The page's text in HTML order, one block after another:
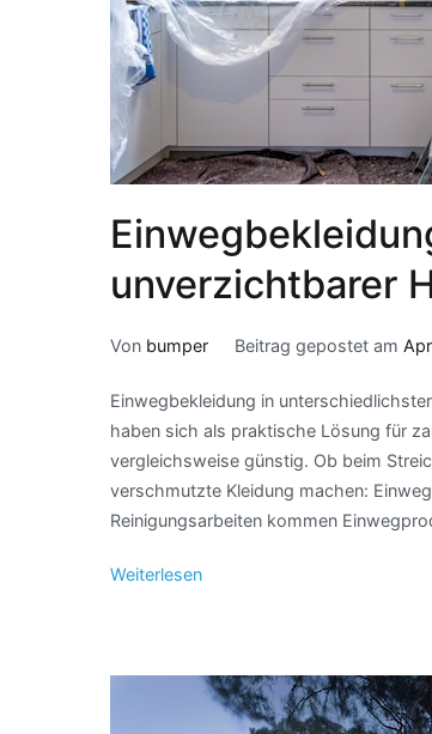
unverzichtbarer
Von bumper Beitrag gepostet am
Einwegbekleidung in
haben sich als praktische Lösung für
vergleichsweise günstig. Ob beim
verschmutzte Kleidung machen:
Reinigungsarbeiten kommen
Weiterlesen